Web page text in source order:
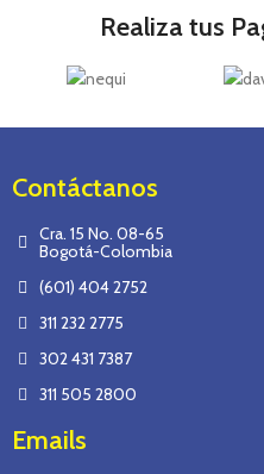
Realiza tus
Contáctanos
Cra. 15 No. 08-65
Bogotá-Colombia
(601) 404 2752
311 232 2775
302 431 7387
311 505 2800
Emails